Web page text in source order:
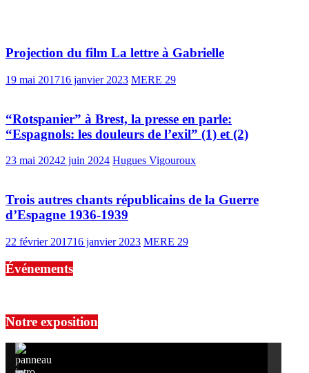
Projection du film La lettre à Gabrielle
19 mai 201716 janvier 2023 MERE 29
“Rotspanier” à Brest, la presse en parle:
“Espagnols: les douleurs de l’exil” (1) et (2)
23 mai 20242 juin 2024 Hugues Vigouroux
Trois autres chants républicains de la Guerre
d’Espagne 1936-1939
22 février 201716 janvier 2023 MERE 29
Événements
Notre exposition